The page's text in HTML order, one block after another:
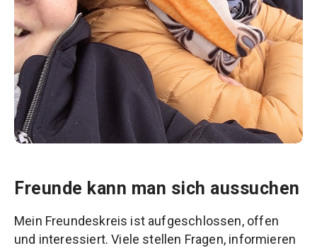
Freunde kann man sich aussuchen
Mein Freundeskreis ist aufgeschlossen, offen
und interessiert. Viele stellen Fragen, informieren